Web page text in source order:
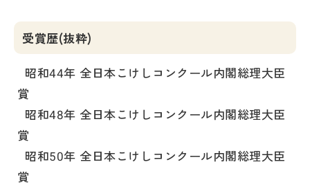
受賞歴(抜粋)
昭和44年 全日本こけしコンクール内閣総理大臣
賞
昭和48年 全日本こけしコンクール内閣総理大臣
賞
昭和50年 全日本こけしコンクール内閣総理大臣
賞